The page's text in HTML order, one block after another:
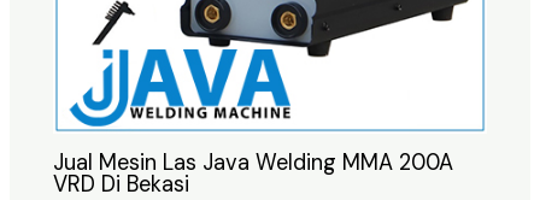
Jual Mesin Las Java Welding MMA 200A
VRD Di Bekasi